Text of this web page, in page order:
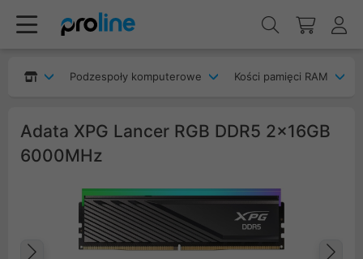
Podzespoły komputerowe Kości pamięci RAM
Adata XPG Lancer RGB DDR5 2x16GB
6000MHz